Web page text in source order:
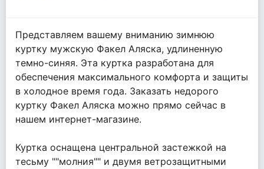
Представляем вашему вниманию зимнюю
куртку мужскую Факел Аляска, удлиненную
темно-синяя. Эта куртка разработана для
обеспечения максимального комфорта и защиты
в холодное время года. Заказать недорого
куртку Факел Аляска можно прямо сейчас в
нашем интернет-магазине.
Куртка оснащена центральной застежкой на
тесьму ""молния"" и двумя ветрозащитными